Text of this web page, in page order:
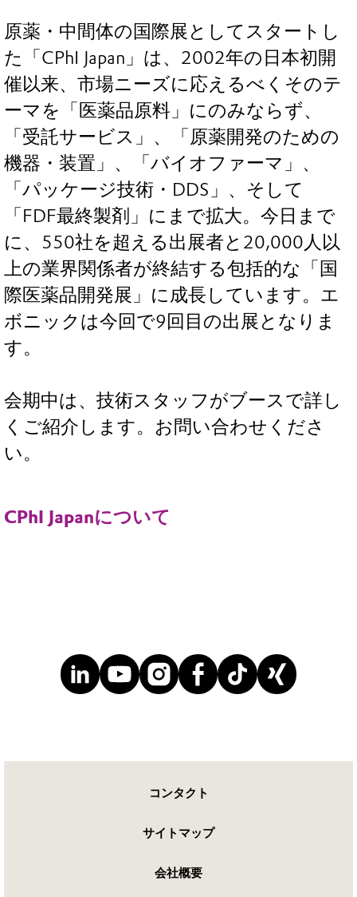
原薬・中間体の国際展としてスタートし
た「CPhI Japan」は、2002年の日本初開
催以来、市場ニーズに応えるべくそのテ
ーマを「医薬品原料」にのみならず、
「受託サービス」、「原薬開発のための
機器・装置」、「バイオファーマ」、
「パッケージ技術・DDS」、そして
「FDF最終製剤」にまで拡大。今日まで
に、550社を超える出展者と20,000人以
上の業界関係者が終結する包括的な「国
際医薬品開発展」に成長しています。エ
ボニックは今回で9回目の出展となりま
す。
会期中は、技術スタッフがブースで詳し
くご紹介します。お問い合わせくださ
い。
CPhI Japanについて
コンタクト
サイトマップ
会社概要